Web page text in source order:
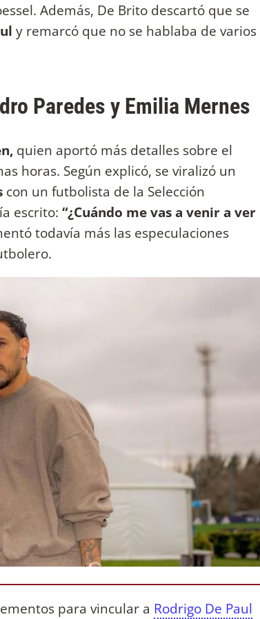
Además, De Brito descartó que se
y remarcó que no se hablaba de varios
Paredes y Emilia Mernes
quien aportó más detalles sobre el
horas. Según explicó, se viralizó un
con un futbolista de la Selección
escrito: “¿Cuándo me vas a venir a ver
todavía más las especulaciones
para vincular a Rodrigo De Paul